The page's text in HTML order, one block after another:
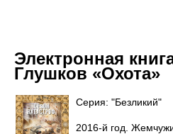
Электронная
Глушков «Охота»
Серия: "Безликий"
2016-й год.